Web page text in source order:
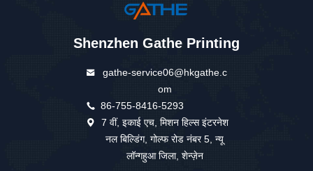
Shenzhen Gathe Printing
gathe-service06@hkgathe.c
om
86-755-8416-5293
7 वीं, इकाई एच, मिशन हिल्स इंटरनेश
नल बिल्डिंग, गोल्फ रोड नंबर 5, न्यू
लॉन्गहुआ जिला, शेन्ज़ेन